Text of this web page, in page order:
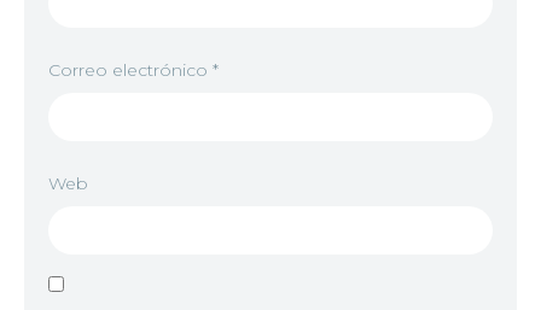
Correo electrónico *
Web